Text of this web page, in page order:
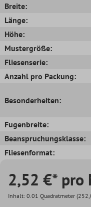
Breite:
Länge:
Höhe:
Mustergröße:
Fliesenserie:
Anzahl pro Packung:
Besonderheiten:
Fugenbreite:
Beanspruchungsklasse:
Fliesenformat:
2,52 €* pro
Inhalt: 0.01 Quadratmeter